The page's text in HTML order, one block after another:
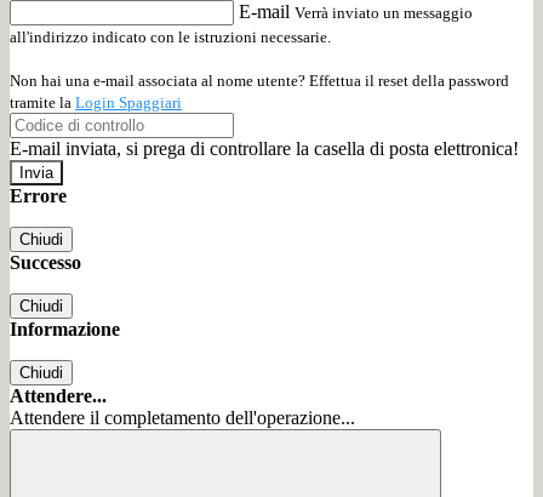
E-mail Verrà inviato un messaggio
all'indirizzo indicato con le istruzioni necessarie.
Non hai una e-mail associata al nome utente? Effettua il reset della password
tramite la Login Spaggiari
E-mail inviata, si prega di controllare la casella di posta elettronica!
Errore
Chiudi
Successo
Chiudi
Informazione
Chiudi
Attendere...
Attendere il completamento dell'operazione...